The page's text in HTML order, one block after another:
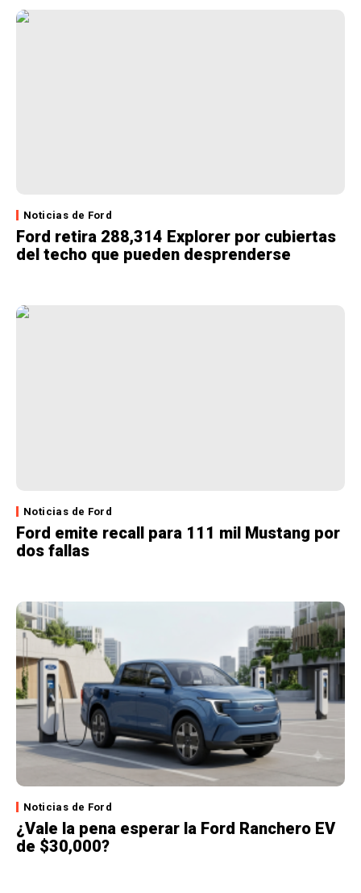
Noticias de Ford
Ford retira 288,314 Explorer por cubiertas
del techo que pueden desprenderse
Noticias de Ford
Ford emite recall para 111 mil Mustang por
dos fallas
Noticias de Ford
¿Vale la pena esperar la Ford Ranchero EV
de $30,000?